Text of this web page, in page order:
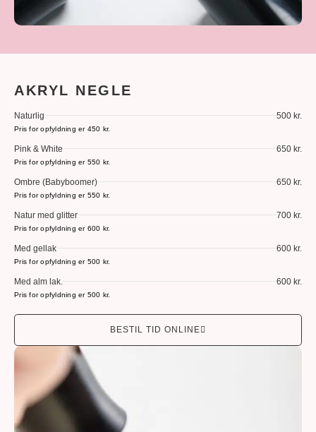
AKRYL NEGLE
Naturlig 500 kr.
Pris for opfyldning er 450 kr.
Pink & White 650 kr.
Pris for opfyldning er 550 kr.
Ombre (Babyboomer) 650 kr.
Pris for opfyldning er 550 kr.
Natur med glitter 700 kr.
Pris for opfyldning er 600 kr.
Med gellak 600 kr.
Pris for opfyldning er 500 kr.
Med alm lak. 600 kr.
Pris for opfyldning er 500 kr.
BESTIL TID ONLINE